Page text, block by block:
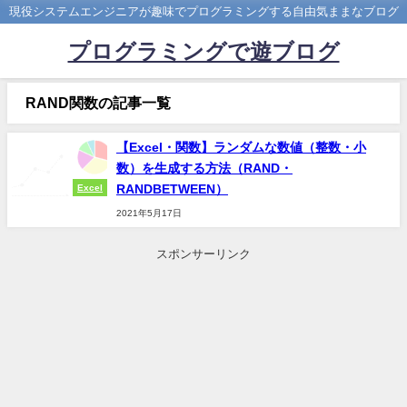
現役システムエンジニアが趣味でプログラミングする自由気ままなブログ
プログラミングで遊ブログ
RAND関数の記事一覧
Excel
【Excel・関数】ランダムな数値（整数・小
数）を生成する方法（RAND・
RANDBETWEEN）
2021年5月17日
スポンサーリンク